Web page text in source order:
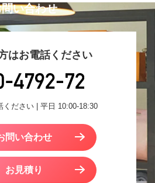
い合わせ
はお電話ください
ください | 平日 10:00-18:30
問い合わせ
お見積り